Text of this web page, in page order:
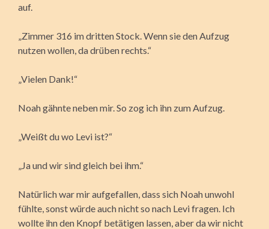
auf.
„Zimmer 316 im dritten Stock. Wenn sie den Aufzug
nutzen wollen, da drüben rechts.“
„Vielen Dank!“
Noah gähnte neben mir. So zog ich ihn zum Aufzug.
„Weißt du wo Levi ist?“
„Ja und wir sind gleich bei ihm.“
Natürlich war mir aufgefallen, dass sich Noah unwohl
fühlte, sonst würde auch nicht so nach Levi fragen. Ich
wollte ihn den Knopf betätigen lassen, aber da wir nicht